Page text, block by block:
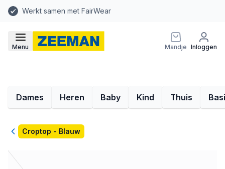
Werkt samen met FairWear
Menu Mandje Inloggen
Dames Heren Baby Kind Thuis
TerugCroptop - Blauw